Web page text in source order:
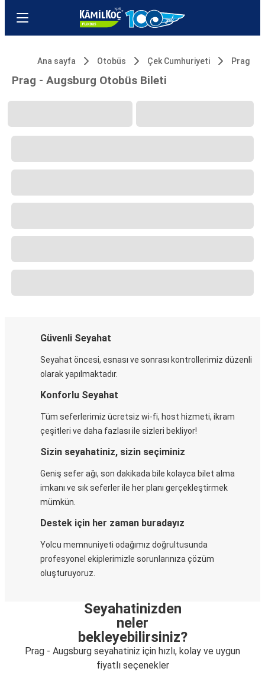
Ana sayfa Otobüs Çek Cumhuriyeti Prag
Prag - Augsburg Otobüs Bileti
Güvenli Seyahat
Seyahat öncesi, esnası ve sonrası kontrollerimiz düzenli
olarak yapılmaktadır.
Konforlu Seyahat
Tüm seferlerimiz ücretsiz wi-fi, host hizmeti, ikram
çeşitleri ve daha fazlası ile sizleri bekliyor!
Sizin seyahatiniz, sizin seçiminiz
Geniş sefer ağı, son dakikada bile kolayca bilet alma
imkanı ve sık seferler ile her planı gerçekleştirmek
mümkün.
Destek için her zaman buradayız
Yolcu memnuniyeti odağımız doğrultusunda
profesyonel ekiplerimizle sorunlarınıza çözüm
oluşturuyoruz.
Seyahatinizden
neler
bekleyebilirsiniz?
Prag - Augsburg seyahatiniz için hızlı, kolay ve uygun
fiyatlı seçenekler